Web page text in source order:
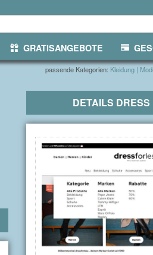
GRATISANGEBOTE
passende Kategorien: Kleidung |
DETAILS DRESS